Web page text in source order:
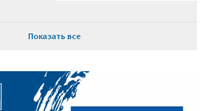
Показать все